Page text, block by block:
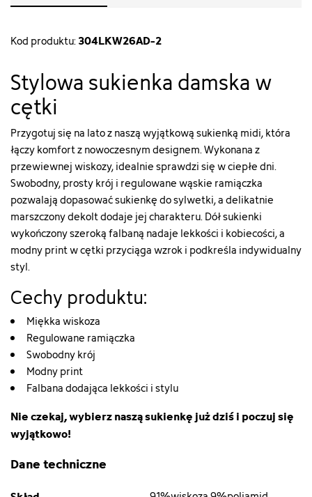
Kod produktu:304LKW26AD-2
Stylowa sukienka damska w
cętki
Przygotuj się na lato z naszą wyjątkową sukienką midi, która
łączy komfort z nowoczesnym designem. Wykonana z
przewiewnej wiskozy, idealnie sprawdzi się w ciepłe dni.
Swobodny, prosty krój i regulowane wąskie ramiączka
pozwalają dopasować sukienkę do sylwetki, a delikatnie
marszczony dekolt dodaje jej charakteru. Dół sukienki
wykończony szeroką falbaną nadaje lekkości i kobiecości, a
modny print w cętki przyciąga wzrok i podkreśla indywidualny
styl.
Cechy produktu:
Miękka wiskoza
Regulowane ramiączka
Swobodny krój
Modny print
Falbana dodająca lekkości i stylu
Nie czekaj, wybierz naszą sukienkę już dziś i poczuj się
wyjątkowo!
Dane techniczne